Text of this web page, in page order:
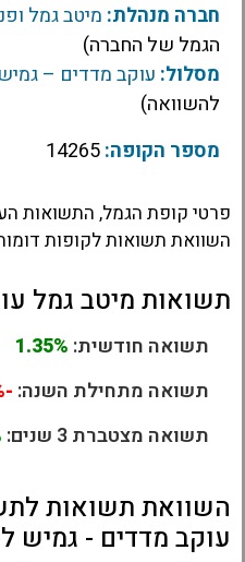
חברה מנהלת: מיטב גמל
הגמל של החברה)
מסלול: עוקב מדדים – גמיש
להשוואה)
מספר הקופה:
פרטי קופת הגמל, התשואות
השוואת תשואות לקופות
תשואות מיטב גמל
תשואה חודשית: 1.35%
תשואה מתחילת השנה: -0.28%
תשואה מצטברת 3 שנים:
השוואת תשואות
עוקב מדדים - גמיש ל-3